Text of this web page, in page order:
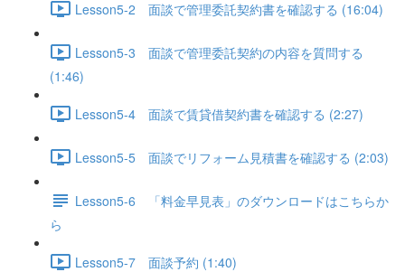
Lesson5-2 面談で管理委託契約書を確認する (16:04)
Lesson5-3 面談で管理委託契約の内容を質問する
(1:46)
Lesson5-4 面談で賃貸借契約書を確認する (2:27)
Lesson5-5 面談でリフォーム見積書を確認する (2:03)
Lesson5-6 「料金早見表」のダウンロードはこちらか
ら
Lesson5-7 面談予約 (1:40)